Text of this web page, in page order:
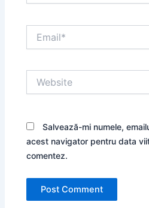
Salvează-mi numele,
acest navigator pentru data
comentez.